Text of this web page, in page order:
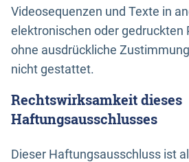
Videosequenzen und Texte in
elektronischen oder gedruckten
ohne ausdrückliche
nicht gestattet.
Rechtswirksamkeit dieses
Haftungsausschlusses
Dieser Haftungsausschluss ist